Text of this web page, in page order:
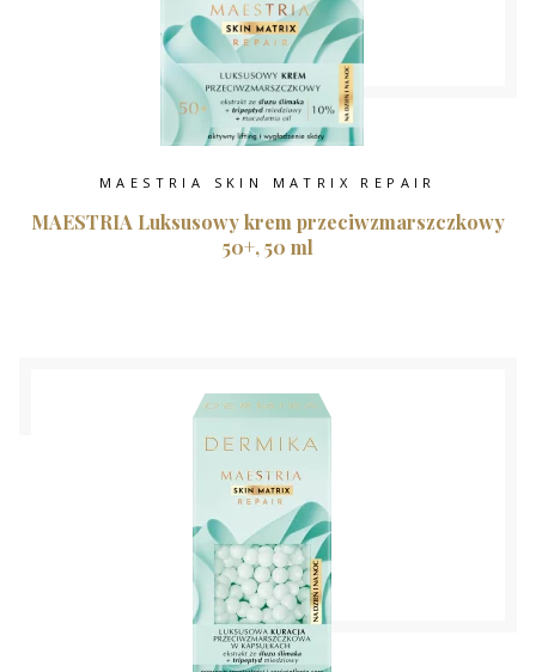
MAESTRIA SKIN MATRIX REPAIR
MAESTRIA Luksusowy krem przeciwzmarszczkowy
50+, 50 ml